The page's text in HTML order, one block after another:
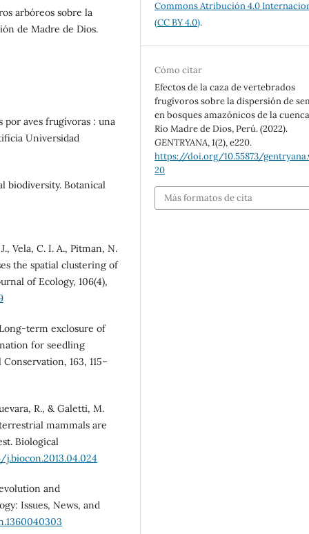
arbóreos sobre la
de Madre de Dios.
por aves frugívoras : una
Universidad
biodiversity. Botanical
Vela, C. I. A., Pitman, N.
the spatial clustering of
of Ecology, 106(4),
Long-term exclosure of
for seedling
163, 115–
R., & Galetti, M.
mammals are
Biological
and
Issues, News, and
Commons Atribución 4.0
(CC BY 4.0).
Cómo citar
Efectos de la caza de vertebrados
frugívoros sobre la dispersión de
en bosques amazónicos de la
Río Madre de Dios, Perú. (2022).
GENTRYANA,1(2), e220.
https://doi.org/10.55873/
20
Más formatos de cita